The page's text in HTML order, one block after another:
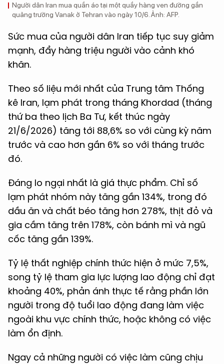
Người dân Iran mua quần áo tại một quầy hàng ven đường gần
quảng trường Vanak ở Tehran vào ngày 10/6. Ảnh: AFP.
Sức mua của người dân Iran tiếp tục suy giảm
mạnh, đẩy hàng triệu người vào cảnh khó
khăn.
Theo số liệu mới nhất của Trung tâm Thống
kê Iran, lạm phát trong tháng Khordad (tháng
thứ ba theo lịch Ba Tư, kết thúc ngày
21/6/2026) tăng tới 88,6% so với cùng kỳ năm
trước và cao hơn gần 6% so với tháng trước
đó.
Đáng lo ngại nhất là giá thực phẩm. Chỉ số
lạm phát nhóm này tăng gần 134%, trong đó
dầu ăn và chất béo tăng hơn 278%, thịt đỏ và
gia cầm tăng trên 178%, còn bánh mì và ngũ
cốc tăng gần 139%.
Tỷ lệ thất nghiệp chính thức hiện ở mức 7,5%,
song tỷ lệ tham gia lực lượng lao động chỉ đạt
khoảng 40%, phản ánh thực tế rằng phần lớn
người trong độ tuổi lao động đang làm việc
ngoài khu vực chính thức, hoặc không có việc
làm ổn định.
Ngay cả những người có việc làm cũng chịu